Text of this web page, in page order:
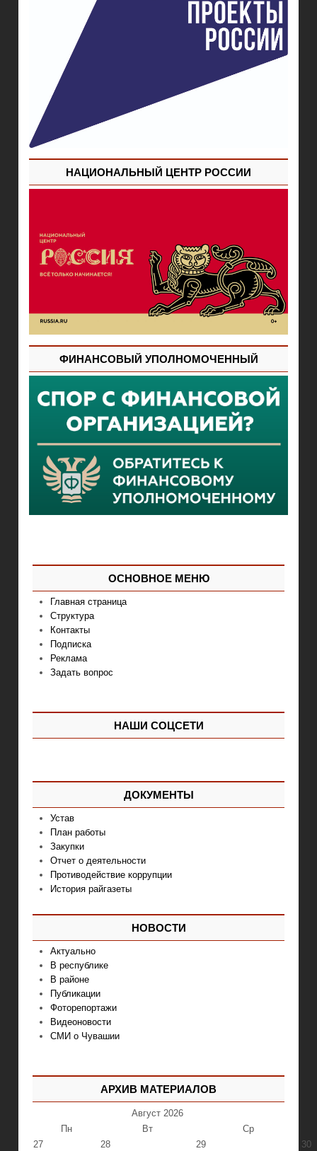
НАЦИОНАЛЬНЫЙ ЦЕНТР РОССИИ
ФИНАНСОВЫЙ УПОЛНОМОЧЕННЫЙ
ОСНОВНОЕ МЕНЮ
Главная страница
Структура
Контакты
Подписка
Реклама
Задать вопрос
НАШИ СОЦСЕТИ
ДОКУМЕНТЫ
Устав
План работы
Закупки
Отчет о деятельности
Противодействие коррупции
История райгазеты
НОВОСТИ
Актуально
В республике
В районе
Публикации
Фоторепортажи
Видеоновости
СМИ о Чувашии
АРХИВ МАТЕРИАЛОВ
Август 2026
Пн
Вт
Ср
27
28 29 30